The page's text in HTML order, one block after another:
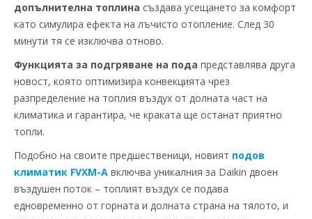
допълнителна топлина създава усещането за комфорт
като симулира ефекта на лъчисто отопление. След 30
минути тя се изключва отново.
Функцията за подгряване на пода представлява друга
новост, която оптимизира конвекцията чрез
разпределение на топлия въздух от долната част на
климатика и гарантира, че краката ще останат приятно
топли.
Подобно на своите предшественици, новият подов
климатик FVXM-A включва уникалния за Daikin двоен
въздушен поток – топлият въздух се подава
едновременно от горната и долната страна на тялото, и